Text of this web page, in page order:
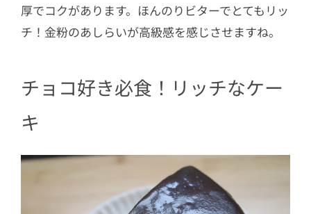
厚でコクがあります。ほんのりビターでとてもリッ
チ！金粉のあしらいが高級感を感じさせますね。
チョコ好き必食！リッチなケー
キ